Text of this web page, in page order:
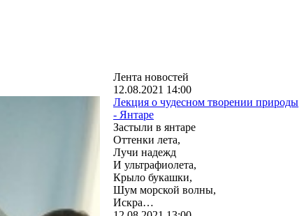
Лента новостей
12.08.2021 14:00
Лекция о чудесном творении природы
- Янтаре
Застыли в янтаре
Оттенки лета,
Лучи надежд
И ультрафиолета,
Крыло букашки,
Шум морской волны,
Искра…